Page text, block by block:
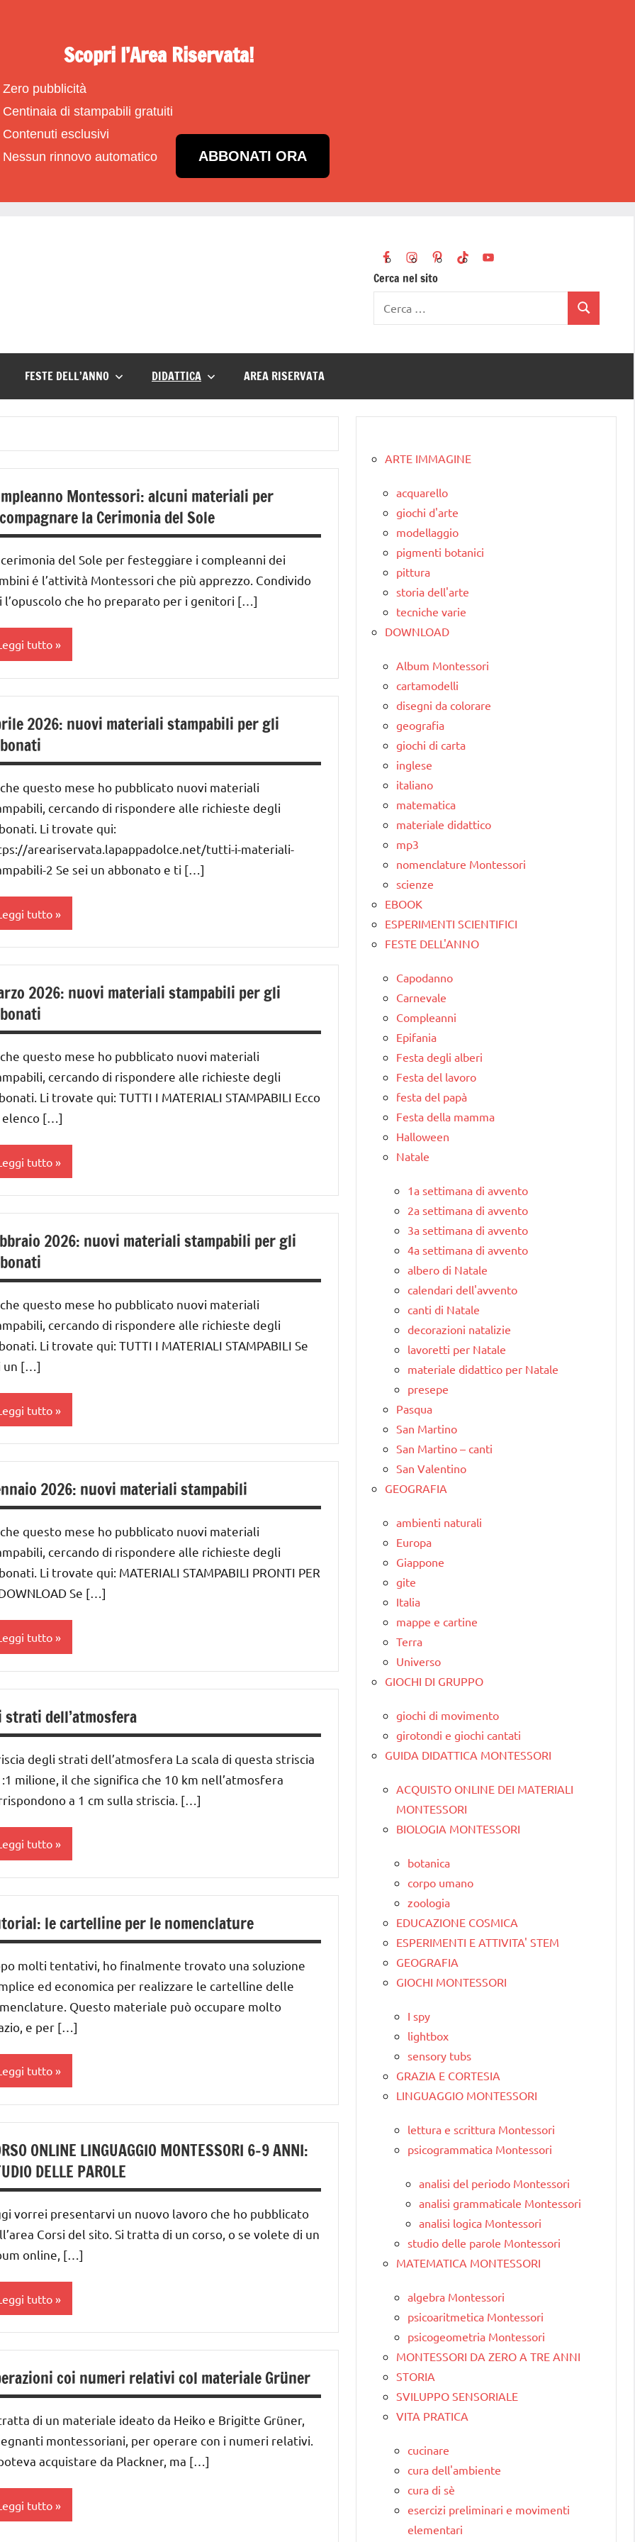
Scopri l’Area Riservata!
Zero pubblicità
Centinaia di stampabili gratuiti
Contenuti esclusivi
Nessun rinnovo automatico
ABBONATI ORA
Cerca nel sito
per:
Cerca
FESTE DELL’ANNO DIDATTICA AREA RISERVATA
Montessori: alcuni materiali per
la Cerimonia del Sole
cerimonia del Sole per festeggiare i compleanni dei
é l’attività Montessori che più apprezzo. Condivido
l’opuscolo che ho preparato per i genitori […]
tutto
0
ai
ETA'
2026: nuovi materiali stampabili per gli
questo mese ho pubblicato nuovi materiali
cercando di rispondere alle richieste degli
Li trovate qui:
areariservata.lapappadolce.net/tutti-i-materiali-
2 Se sei un abbonato e ti […]
tutto
GLI
ETA'
TUTTI GLI
2026: nuovi materiali stampabili per gli
questo mese ho pubblicato nuovi materiali
cercando di rispondere alle richieste degli
Li trovate qui: TUTTI I MATERIALI STAMPABILI Ecco
elenco […]
tutto
2026: nuovi materiali stampabili per gli
questo mese ho pubblicato nuovi materiali
cercando di rispondere alle richieste degli
Li trovate qui: TUTTI I MATERIALI STAMPABILI Se
un […]
tutto
ETA'
TUTTI GLI
2026: nuovi materiali stampabili
questo mese ho pubblicato nuovi materiali
cercando di rispondere alle richieste degli
Li trovate qui: MATERIALI STAMPABILI PRONTI PER
Se […]
tutto
GLI
ETA'
TUTTI GLI
strati dell’atmosfera
degli strati dell’atmosfera La scala di questa striscia
milione, il che significa che 10 km nell’atmosfera
a 1 cm sulla striscia. […]
tutto
ai
GUIDA
TUTTI GLI
ETA'
le cartelline per le nomenclature
molti tentativi, ho finalmente trovato una soluzione
ed economica per realizzare le cartelline delle
Questo materiale può occupare molto
e per […]
tutto
MONTESSORI
GLI
ONLINE LINGUAGGIO MONTESSORI 6-9 ANNI:
DELLE PAROLE
vorrei presentarvi un nuovo lavoro che ho pubblicato
Corsi del sito. Si tratta di un corso, o se volete di un
online, […]
tutto
coi numeri relativi col materiale Grüner
di un materiale ideato da Heiko e Brigitte Grüner,
montessoriani, per operare con i numeri relativi.
acquistare da Plackner, ma […]
tutto
ARTE IMMAGINE
acquarello
giochi d'arte
modellaggio
pigmenti botanici
pittura
storia dell'arte
tecniche varie
DOWNLOAD
Album Montessori
cartamodelli
disegni da colorare
geografia
giochi di carta
inglese
italiano
matematica
materiale didattico
mp3
nomenclature Montessori
scienze
EBOOK
ESPERIMENTI SCIENTIFICI
FESTE DELL'ANNO
Capodanno
Carnevale
Compleanni
Epifania
Festa degli alberi
Festa del lavoro
festa del papà
Festa della mamma
Halloween
Natale
1a settimana di avvento
2a settimana di avvento
3a settimana di avvento
4a settimana di avvento
albero di Natale
calendari dell'avvento
canti di Natale
decorazioni natalizie
lavoretti per Natale
materiale didattico per Natale
presepe
Pasqua
San Martino
San Martino – canti
San Valentino
GEOGRAFIA
ambienti naturali
Europa
Giappone
gite
Italia
mappe e cartine
Terra
Universo
GIOCHI DI GRUPPO
giochi di movimento
girotondi e giochi cantati
GUIDA DIDATTICA MONTESSORI
ACQUISTO ONLINE DEI MATERIALI
MONTESSORI
BIOLOGIA MONTESSORI
botanica
corpo umano
zoologia
EDUCAZIONE COSMICA
ESPERIMENTI E ATTIVITA' STEM
GEOGRAFIA
GIOCHI MONTESSORI
I spy
lightbox
sensory tubs
GRAZIA E CORTESIA
LINGUAGGIO MONTESSORI
lettura e scrittura Montessori
psicogrammatica Montessori
analisi del periodo Montessori
analisi grammaticale Montessori
analisi logica Montessori
studio delle parole Montessori
MATEMATICA MONTESSORI
algebra Montessori
psicoaritmetica Montessori
psicogeometria Montessori
MONTESSORI DA ZERO A TRE ANNI
STORIA
SVILUPPO SENSORIALE
VITA PRATICA
cucinare
cura dell'ambiente
cura di sè
esercizi preliminari e movimenti
elementari